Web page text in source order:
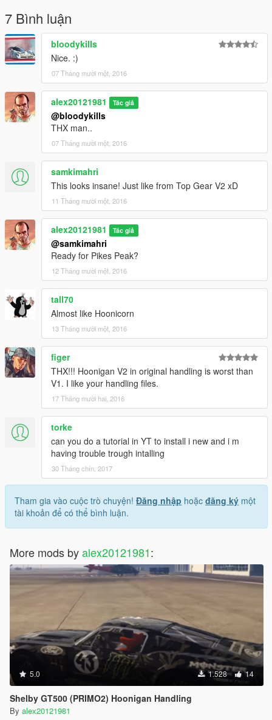
7 Bình luận
bloodykills
Nice. :)
07 Tháng mười một, 2016
alex20121981 Tác giả
@bloodykills
THX man..
07 Tháng mười một, 2016
samkimahri
This looks insane! Just like from Top Gear V2 xD
11 Tháng mười một, 2016
alex20121981 Tác giả
@samkimahri
Ready for Pikes Peak?
12 Tháng mười một, 2016
tall70
Almost like Hoonicorn
13 Tháng mười một, 2016
figer
THX!!! Hoonigan V2 in original handling is worst than
V1. I like your handling files.
17 Tháng mười hai, 2016
torke
can you do a tutorial in YT to install i new and i m
having trouble trough intalling
30 Tháng chín, 2017
Tham gia vào cuộc trò chuyện! Đăng nhập hoặc đăng ký một
tài khoản để có thể bình luận.
More mods byalex20121981:
5.0 1.528 14
Shelby GT500 (PRIMO2) Hoonigan Handling
By alex20121981